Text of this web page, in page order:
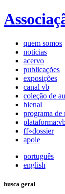
quem somos
notícias
acervo
publicações
exposições
canal vb
coleção de
bienal
programa de
ff»dossier
apoie
português
english
busca geral